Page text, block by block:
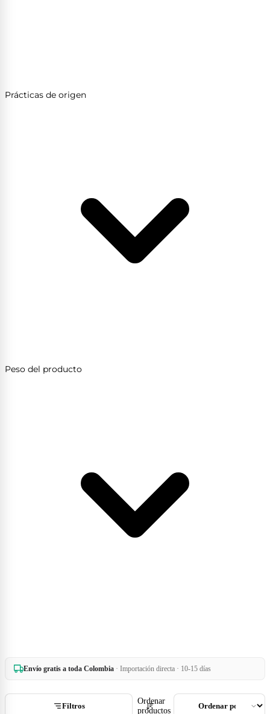
Prácticas de origen
Peso del producto
Envío gratis a toda Colombia · Importación directa · 10-15 días
Filtros
Ordenar
productos